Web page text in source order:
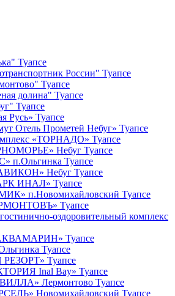
Туапсе
России" Туапсе
Туапсе
долина" Туапсе
Туапсе
Русь» Туапсе
Отель Прометей Небуг» Туапсе
«ТОРНАДО» Туапсе
Небуг Туапсе
п.Ольгинка Туапсе
Небуг Туапсе
ИНАЛ» Туапсе
п.Новомихайловский Туапсе
Туапсе
оздоровительный комплекс
Туапсе
Туапсе
Туапсе
Inal Bay» Туапсе
Лермонтово Туапсе
Новомихайловский Туапсе